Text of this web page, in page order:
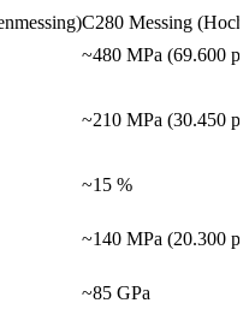
C280 Messing
~480 MPa (69.600
~210 MPa (30.450
~15 %
~140 MPa (20.300
~85 GPa